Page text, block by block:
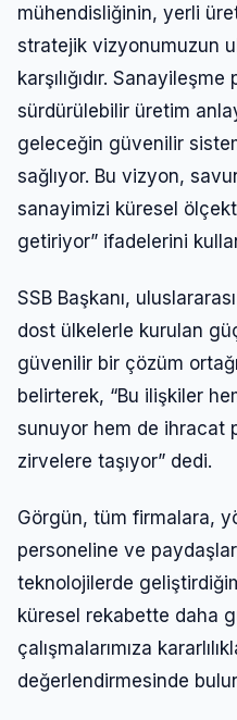
mühendisliğinin, yerli
stratejik vizyonumuzun
karşılığıdır. Sanayileşme
sürdürülebilir üretim
geleceğin güvenilir
sağlıyor. Bu vizyon,
sanayimizi küresel
getiriyor” ifadelerini
SSB Başkanı,
dost ülkelerle kurulan
güvenilir bir çözüm
belirterek, “Bu ilişkiler
sunuyor hem de ihracat
zirvelere taşıyor” dedi.
Görgün, tüm firmalara,
personeline ve
teknolojilerde
küresel rekabette daha
çalışmalarımıza
değerlendirmesinde